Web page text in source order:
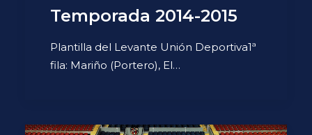
Temporada 2014-2015
Plantilla del Levante Unión Deportiva1ª
fila: Mariño (Portero), El…